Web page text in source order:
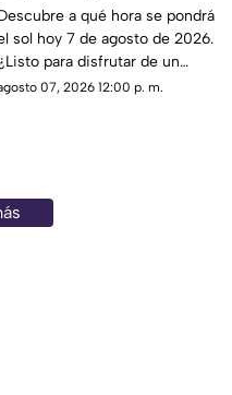
a qué hora se pondrá
sol hoy 7 de agosto de 2026.
para disfrutar de un
atardecer? ¡Entérate
07, 2026 12:00 p. m.